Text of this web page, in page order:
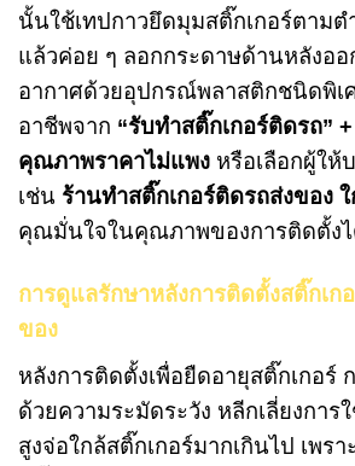
นั้นใช้เทปกาวยึดมุมสติ๊กเกอร์ตาม
แล้วค่อย ๆ ลอกกระดาษด้านหลังออ
อากาศด้วยอุปกรณ์พลาสติกชนิดพิเ
อาชีพจาก “รับทำสติ๊กเกอร์ติดรถ”
คุณภาพราคาไม่แพง หรือเลือกผู้ให้
เช่น ร้านทำสติ๊กเกอร์ติดรถส่งของ
คุณมั่นใจในคุณภาพของการติดตั้ง
การดูแลรักษาหลังการติดตั้งสติ๊กเ
ของ
หลังการติดตั้งเพื่อยืดอายุสติ๊กเกอร์
ด้วยความระมัดระวัง หลีกเลี่ยงกา
สูงจ่อใกล้สติ๊กเกอร์มากเกินไป เพร